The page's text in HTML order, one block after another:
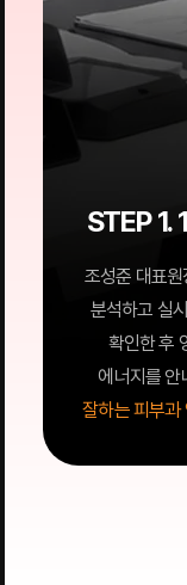
STEP
조성준 대표
분석하고 실
확인한 후
에너지를 안
잘하는 피부과